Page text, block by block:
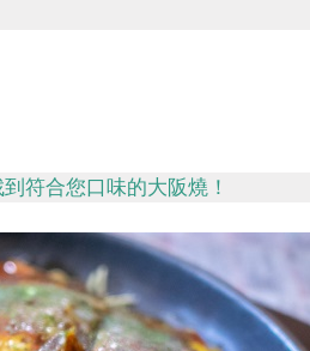
符合您口味的大阪燒！